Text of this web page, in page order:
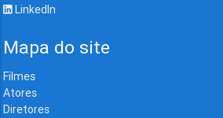
LinkedIn
Mapa do site
Filmes
Atores
Diretores